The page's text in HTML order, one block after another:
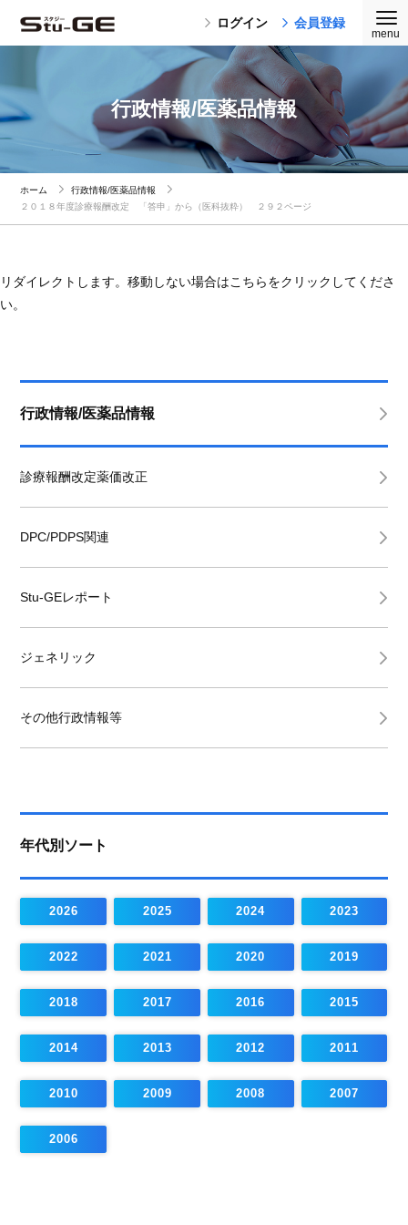
ログイン 会員登録
行政情報/医薬品情報
ホーム
行政情報/医薬品情報
２０１８年度診療報酬改定 「答申」から（医科抜粋） ２９２ページ
リダイレクトします。移動しない場合はこちらをクリックしてくださ
い。
行政情報/医薬品情報
診療報酬改定薬価改正
DPC/PDPS関連
Stu-GEレポート
ジェネリック
その他行政情報等
年代別ソート
2026 2025 2024 2023
2022 2021 2020 2019
2018 2017 2016 2015
2014 2013 2012 2011
2010 2009 2008 2007
2006